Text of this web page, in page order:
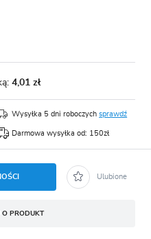
4,01 zł
Wysyłka 5 dni roboczychsprawdź
Darmowa wysyłka od: 150zł
Ulubione
O PRODUKT